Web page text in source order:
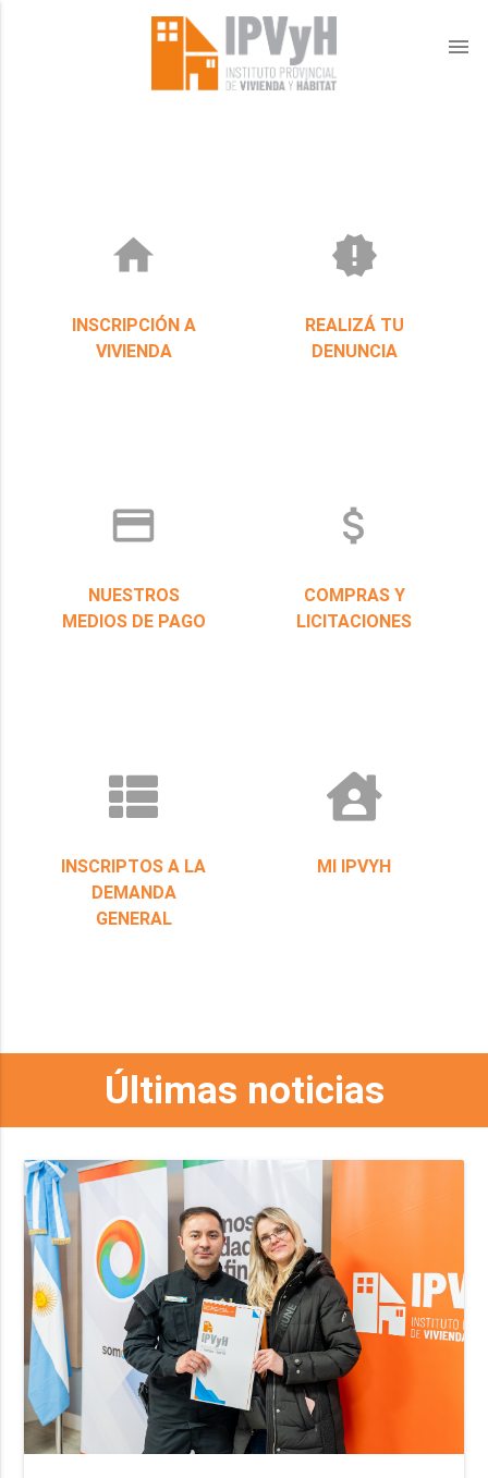
menu
home
INSCRIPCIÓN A
VIVIENDA
new_releases
REALIZÁ TU
DENUNCIA
credit_card
NUESTROS
MEDIOS DE PAGO
attach_money
COMPRAS Y
LICITACIONES
INSCRIPTOS A LA
DEMANDA
GENERAL
MI IPVYH
Últimas noticias